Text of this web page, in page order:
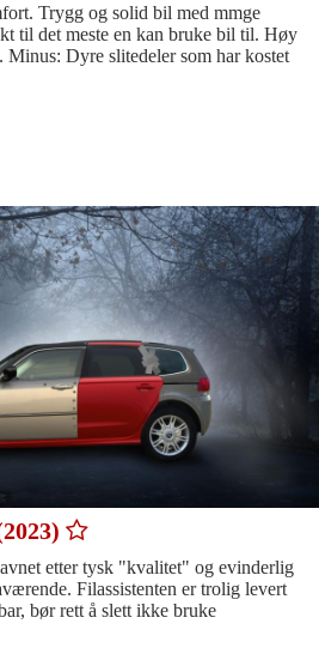
Trygg og solid bil med mmge
til det meste en kan bruke bil til. Høy
Minus: Dyre slitedeler som har kostet
etter tysk "kvalitet" og evinderlig
Filassistenten er trolig levert
bør rett å slett ikke bruke